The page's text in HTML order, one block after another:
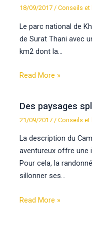
18/09/2017/Conseils
Le parc national de
de Surat Thani avec
km2 dont la…
Read More »
Des paysages
21/09/2017 /Conseils
La description du
aventureux offre une
Pour cela, la
sillonner ses…
Read More »